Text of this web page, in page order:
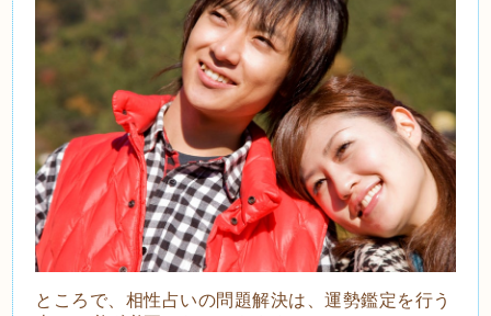
ところで、相性占いの問題解決は、運勢鑑定を行う